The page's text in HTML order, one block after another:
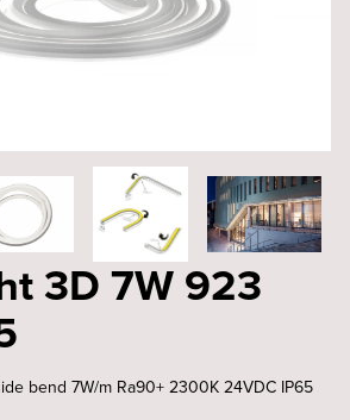
3D 7W 923
bend 7W/m Ra90+ 2300K 24VDC IP65